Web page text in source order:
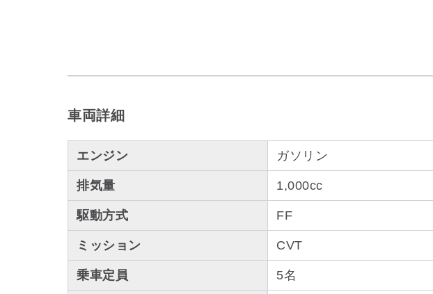
車両詳細
エンジン ガソリン
排気量 1,000cc
駆動方式 FF
ミッション CVT
乗車定員 5名